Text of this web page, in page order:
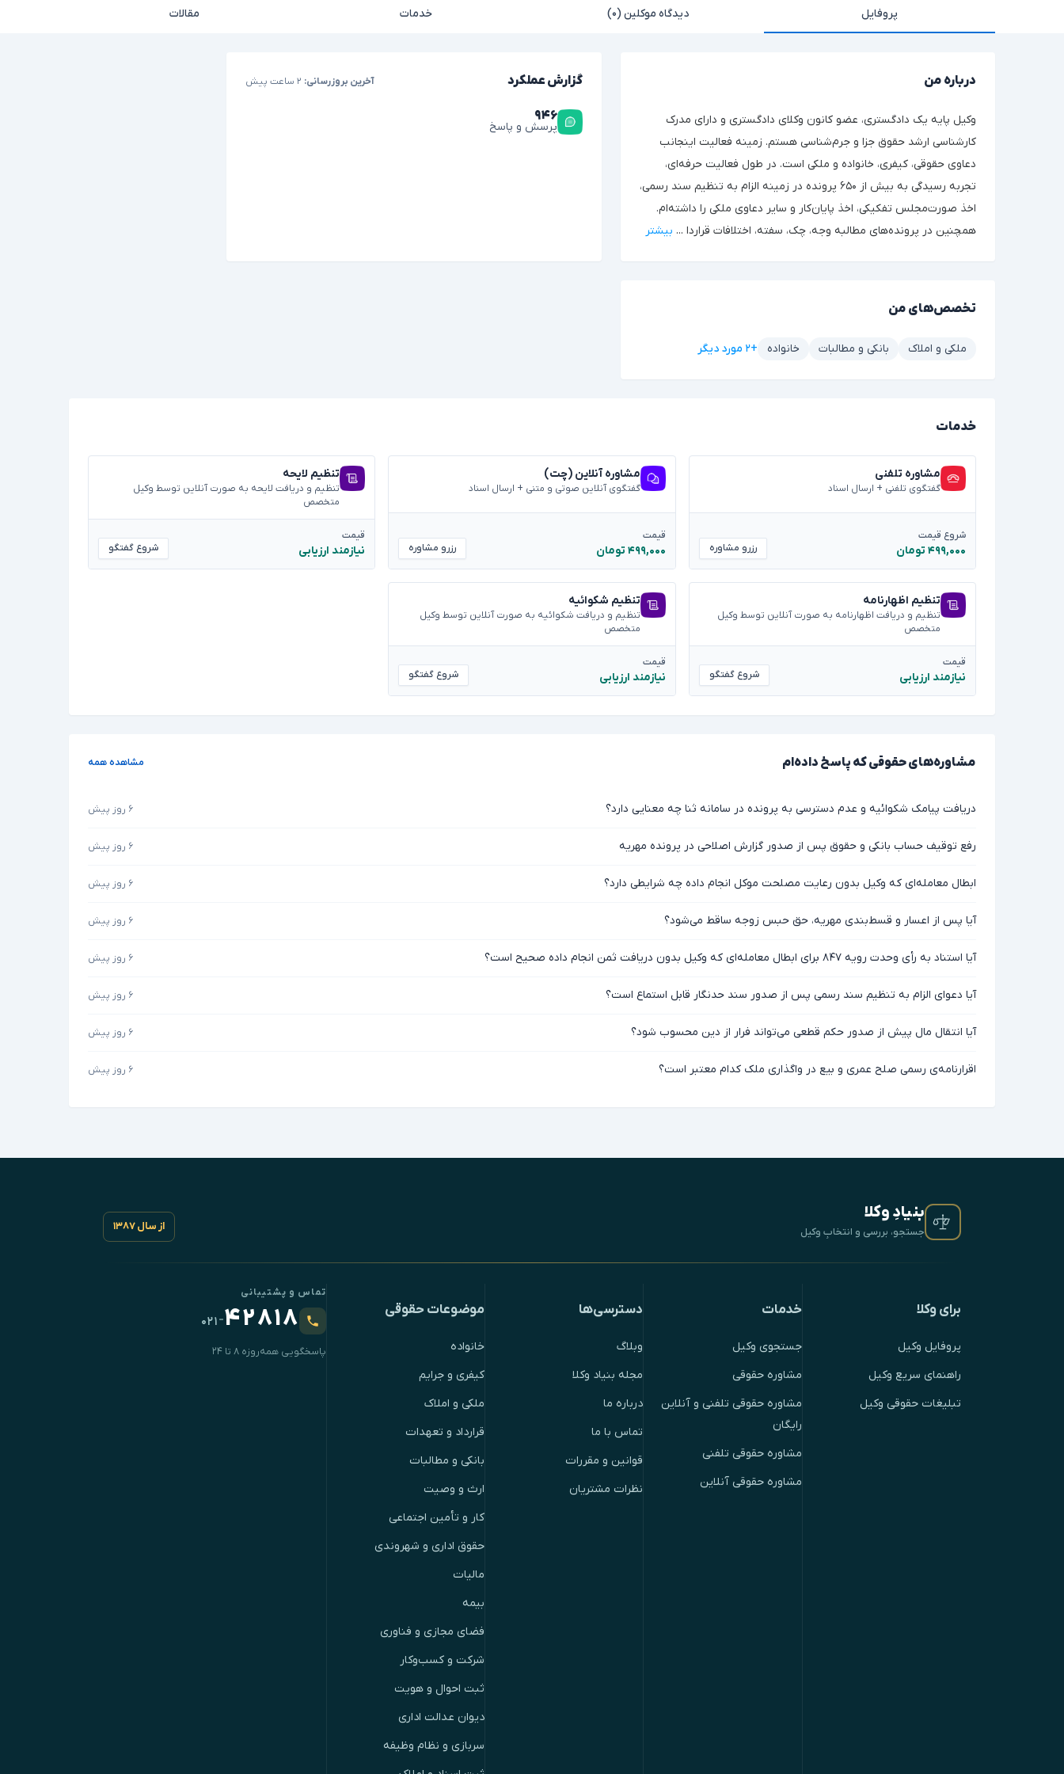
پروفایل دیدگاه موکلین (۰) خدمات مقالات
درباره من
وکیل پایه یک دادگستری، عضو کانون وکلای دادگستری و دارای مدرک
کارشناسی ارشد حقوق جزا و جرم‌شناسی هستم. زمینه فعالیت اینجانب
دعاوی حقوقی، کیفری، خانواده و ملکی است. در طول فعالیت حرفه‌ای،
تجربه رسیدگی به بیش از ۶۵۰ پرونده در زمینه الزام به تنظیم سند رسمی،
اخذ صورت‌مجلس تفکیکی، اخذ پایان‌کار و سایر دعاوی ملکی را داشته‌ام.
همچنین در پرونده‌های مطالبه وجه، چک، سفته، اختلافات قراردا ... بیشتر
گزارش عملکرد آخرین بروزرسانی:
۹۴۶
پرسش و پاسخ
تخصص‌های من
ملکی و املاک بانکی و مطالبات خانواده +۲ مورد دیگر
خدمات
مشاوره تلفنی
گفتگوی تلفنی + ارسال اسناد
شروع قیمت
۴۹۹,۰۰۰ تومان رزرو مشاوره
مشاوره آنلاین (چت)
گفتگوی آنلاین صوتی و متنی + ارسال اسناد
قیمت
۴۹۹,۰۰۰ تومان رزرو مشاوره
تنظیم لایحه
تنظیم و دریافت لایحه به صورت آنلاین توسط وکیل
متخصص
قیمت
نیازمند ارزیابی شروع گفتگو
تنظیم اظهارنامه
تنظیم و دریافت اظهارنامه به صورت آنلاین توسط وکیل
متخصص
قیمت
نیازمند ارزیابی شروع گفتگو
تنظیم شکوائیه
تنظیم و دریافت شکوائیه به صورت آنلاین توسط وکیل
متخصص
قیمت
نیازمند ارزیابی شروع گفتگو
مشاوره‌های حقوقی که پاسخ داده‌ام مشاهده همه
دریافت پیامک شکوائیه و عدم دسترسی به پرونده در سامانه ثنا چه معنایی دارد؟ ۶ روز پیش
رفع توقیف حساب بانکی و حقوق پس از صدور گزارش اصلاحی در پرونده مهریه ۶ روز پیش
ابطال معامله‌ای که وکیل بدون رعایت مصلحت موکل انجام داده چه شرایطی دارد؟ ۶ روز پیش
آیا پس از اعسار و قسط‌بندی مهریه، حق حبس زوجه ساقط می‌شود؟ ۶ روز پیش
آیا استناد به رأی وحدت رویه ۸۴۷ برای ابطال معامله‌ای که وکیل بدون دریافت ثمن انجام داده صحیح است؟ ۶ روز پیش
آیا دعوای الزام به تنظیم سند رسمی پس از صدور سند حدنگار قابل استماع است؟ ۶ روز پیش
آیا انتقال مال پیش از صدور حکم قطعی می‌تواند فرار از دین محسوب شود؟ ۶ روز پیش
اقرارنامه‌ی رسمی صلح عمری و بیع در واگذاری ملک کدام معتبر است؟ ۶ روز پیش
بنیادِ وکلا
جستجو، بررسی و انتخابِ وکیل از سال ۱۳۸۷
برای وکلا
پروفایل وکیل
راهنمای سریع وکیل
تبلیغات حقوقی وکیل
خدمات
جستجوی وکیل
مشاوره حقوقی
مشاوره حقوقی تلفنی و آنلاین
رایگان
مشاوره حقوقی تلفنی
مشاوره حقوقی آنلاین
دسترسی‌ها
وبلاگ
مجله بنیاد وکلا
درباره ما
تماس با ما
قوانین و مقررات
نظرات مشتریان
موضوعات حقوقی
خانواده
کیفری و جرایم
ملکی و املاک
قرارداد و تعهدات
بانکی و مطالبات
ارث و وصیت
کار و تأمین اجتماعی
حقوق اداری و شهروندی
مالیات
بیمه
فضای مجازی و فناوری
شرکت و کسب‌وکار
ثبت احوال و هویت
دیوان عدالت اداری
سربازی و نظام وظیفه
تماس و پشتیبانی
۴۲۸۱۸-۰۲۱
پاسخگویی همه‌روزه ۸ تا ۲۴